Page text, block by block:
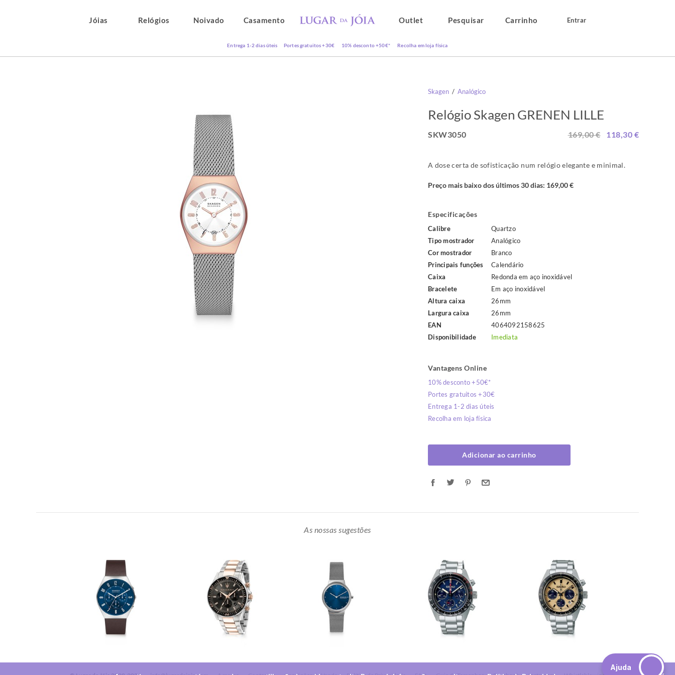
Jóias Relógios Noivado Casamento Outlet Pesquisar Carrinho Entrar
Entrega 1-2 dias úteis Portes gratuitos +30€ 10% desconto +50€* Recolha em loja física
Skagen / Analógico
Relógio Skagen GRENEN LILLE
SKW3050 169,00 € 118,30 €
A dose certa de sofisticação num relógio elegante e minimal.
Preço mais baixo dos últimos 30 dias: 169,00 €
Especificações
Calibre
Quartzo
Tipo mostrador
Analógico
Cor mostrador
Branco
Principais funções
Calendário
Caixa
Redonda em aço inoxidável
Bracelete
Em aço inoxidável
Altura caixa
26mm
Largura caixa
26mm
EAN
4064092158625
Disponibilidade
Imediata
Vantagens Online
10% desconto +50€*
Portes gratuitos +30€
Entrega 1-2 dias úteis
Recolha em loja física
Adicionar ao carrinho
As nossas sugestões
Ajuda